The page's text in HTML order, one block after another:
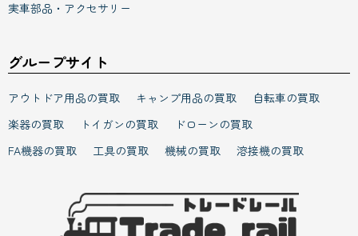
実車部品・アクセサリー
グループサイト
アウトドア用品の買取 キャンプ用品の買取
自転車の買取
楽器の買取
トイガンの買取
ドローンの買取
FA機器の買取
工具の買取 機械の買取 溶接機の買取